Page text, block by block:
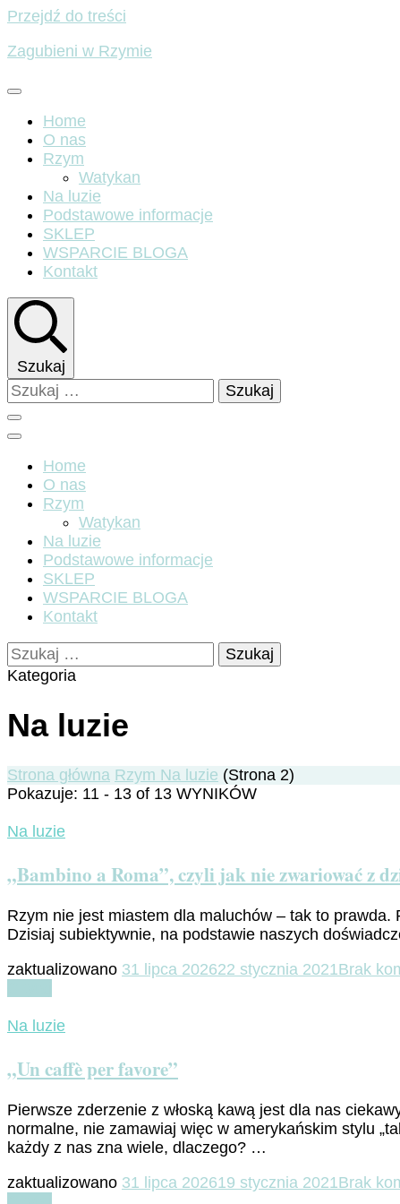
Przejdź do treści
Zagubieni w Rzymie
Home
O nas
Rzym
Watykan
Na luzie
Podstawowe informacje
SKLEP
WSPARCIE BLOGA
Kontakt
Szukaj
Szukaj:
Home
O nas
Rzym
Watykan
Na luzie
Podstawowe informacje
SKLEP
WSPARCIE BLOGA
Kontakt
Szukaj:
Kategoria
Na luzie
Strona główna Rzym Na luzie (Strona 2)
Pokazuje: 11 - 13 of 13 WYNIKÓW
Na luzie
„Bambino a Roma”, czyli jak nie zwariować z
Rzym nie jest miastem dla maluchów – tak to
Dzisiaj subiektywnie, na podstawie naszych
zaktualizowano 31 lipca 202622 stycznia 2021Brak
Na luzie
„Un caffè per favore”
Pierwsze zderzenie z włoską kawą jest dla nas
normalne, nie zamawiaj więc w amerykańskim stylu
każdy z nas zna wiele, dlaczego? …
zaktualizowano 31 lipca 202619 stycznia 2021Brak